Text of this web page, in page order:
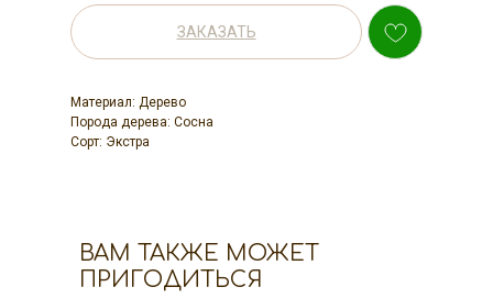
ЗАКАЗАТЬ
Материал: Дерево
Порода дерева: Сосна
Сорт: Экстра
ВАМ ТАКЖЕ МОЖЕТ
ПРИГОДИТЬСЯ